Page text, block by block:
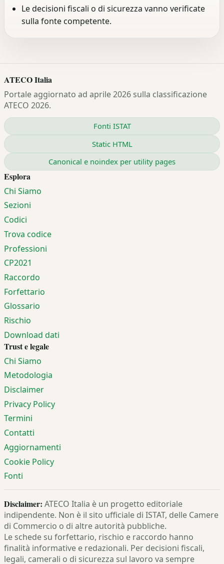
Le decisioni fiscali o di sicurezza vanno verificate
sulla fonte competente.
ATECO Italia
Portale aggiornato ad aprile 2026 sulla classificazione
ATECO 2026.
Fonti ISTAT
Static HTML
Canonical e noindex per utility pages
Esplora
Chi Siamo
Sezioni
Codici
Trova codice
Professioni
CP2021
Raccordo
Forfettario
Glossario
Rischio
Download dati
Trust e legale
Chi Siamo
Metodologia
Disclaimer
Privacy Policy
Termini
Contatti
Aggiornamenti
Cookie Policy
Fonti
Disclaimer: ATECO Italia è un progetto editoriale
indipendente. Non è il sito ufficiale di ISTAT, delle Camere
di Commercio o di altre autorità pubbliche.
Le schede su forfettario, rischio e raccordo hanno
finalità informative e redazionali. Per decisioni fiscali,
legali, camerali o di sicurezza sul lavoro va sempre